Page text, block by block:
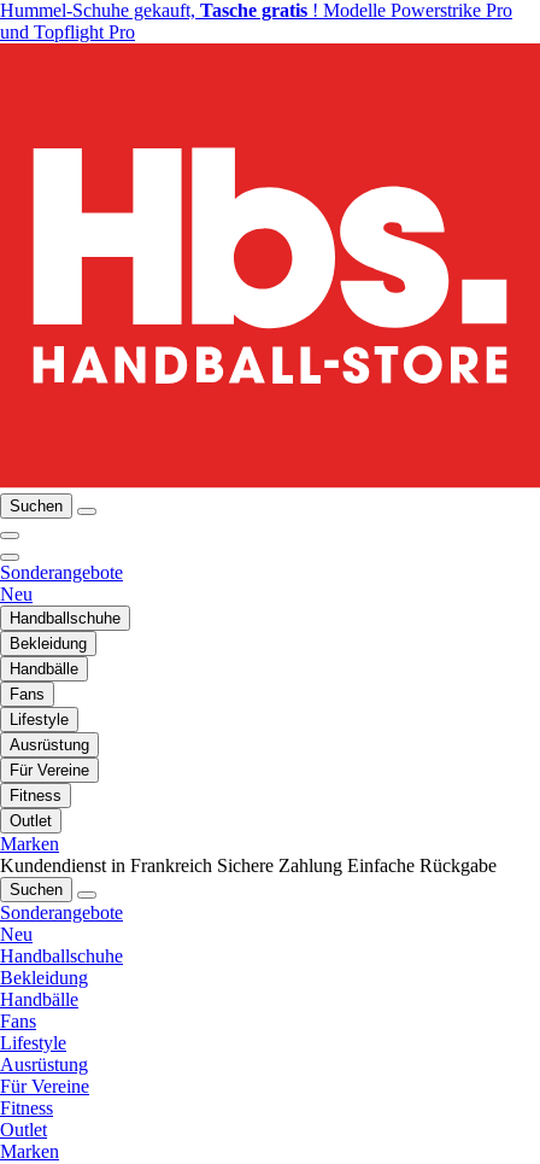
Hummel-Schuhe gekauft, Tasche gratis ! Modelle Powerstrike Pro
und Topflight Pro
Suchen
Sonderangebote
Neu
Handballschuhe
Bekleidung
Handbälle
Fans
Lifestyle
Ausrüstung
Für Vereine
Fitness
Outlet
Marken
Kundendienst in Frankreich Sichere Zahlung Einfache Rückgabe
Suchen
Sonderangebote
Neu
Handballschuhe
Bekleidung
Handbälle
Fans
Lifestyle
Ausrüstung
Für Vereine
Fitness
Outlet
Marken